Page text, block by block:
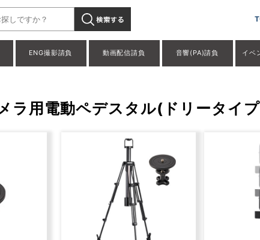
ENG撮影請負 動画配信請負 音響(PA)請負 イベ
用電動ペデスタル(ドリータイ